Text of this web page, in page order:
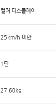
컬러 디스플레이
25km/h 미만
1단
27.60kg